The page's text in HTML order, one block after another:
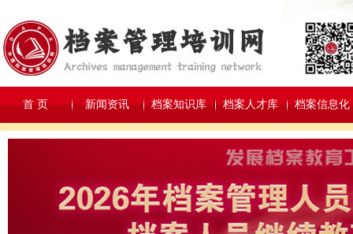
首 页 新闻资讯 档案知识库 档案人才库 档案信息化